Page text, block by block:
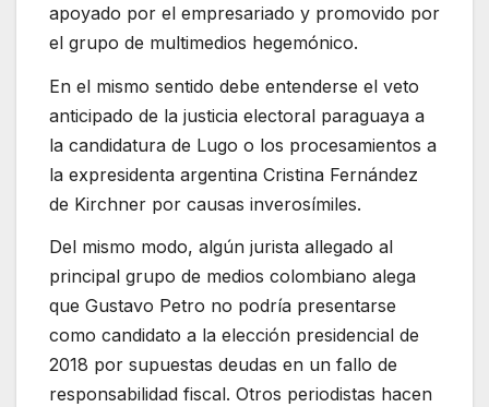
apoyado por el empresariado y promovido por
el grupo de multimedios hegemónico.
En el mismo sentido debe entenderse el veto
anticipado de la justicia electoral paraguaya a
la candidatura de Lugo o los procesamientos a
la expresidenta argentina Cristina Fernández
de Kirchner por causas inverosímiles.
Del mismo modo, algún jurista allegado al
principal grupo de medios colombiano alega
que Gustavo Petro no podría presentarse
como candidato a la elección presidencial de
2018 por supuestas deudas en un fallo de
responsabilidad fiscal. Otros periodistas hacen